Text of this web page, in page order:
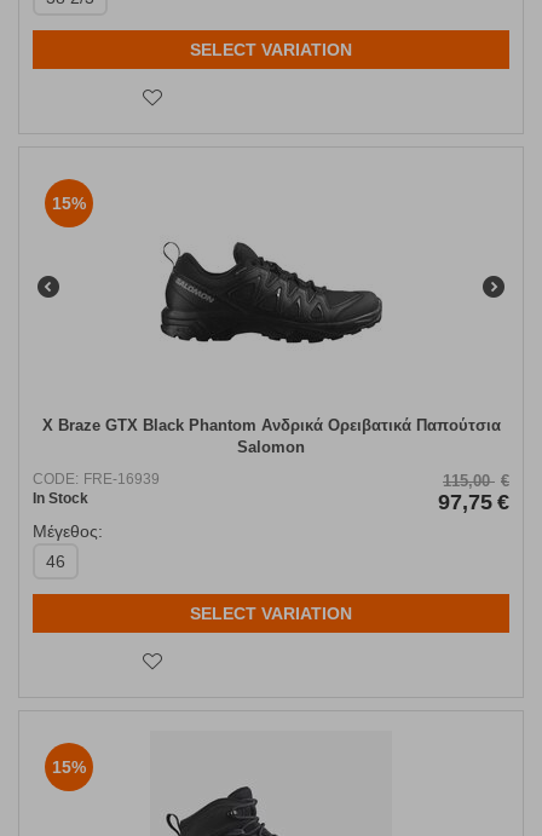
SELECT VARIATION
15%
X Braze GTX Black Phantom Ανδρικά Ορειβατικά Παπούτσια
Salomon
CODE: FRE-16939
In Stock
115,00 €
97,75 €
Μέγεθος:
46
SELECT VARIATION
15%